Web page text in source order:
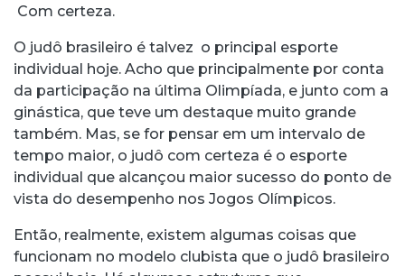
Com certeza.
O judô brasileiro é talvez o principal esporte
individual hoje. Acho que principalmente por conta
da participação na última Olimpíada, e junto com a
ginástica, que teve um destaque muito grande
também. Mas, se for pensar em um intervalo de
tempo maior, o judô com certeza é o esporte
individual que alcançou maior sucesso do ponto de
vista do desempenho nos Jogos Olímpicos.
Então, realmente, existem algumas coisas que
funcionam no modelo clubista que o judô brasileiro